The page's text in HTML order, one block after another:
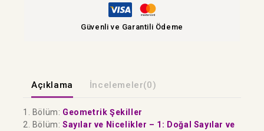
Güvenli ve Garantili Ödeme
Açıklama İncelemeler(0)
1. Bölüm: Geometrik Şekiller
2. Bölüm: Sayılar ve Nicelikler – 1: Doğal Sayılar ve